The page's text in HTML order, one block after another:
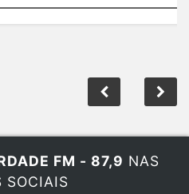
FM - 87,9NAS
SOCIAIS